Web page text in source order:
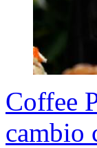
Coffee
cambio